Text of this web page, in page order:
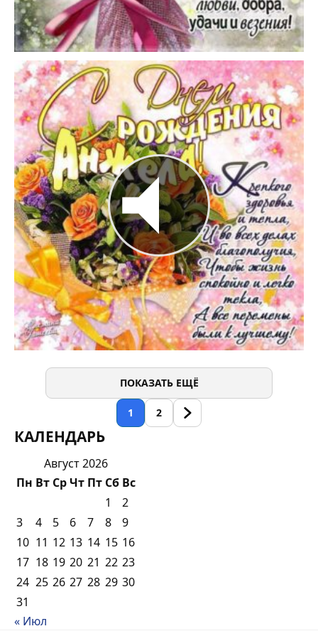
ПОКАЗАТЬ ЕЩЁ
1 2
КАЛЕНДАРЬ
Август 2026
Пн Вт СрЧт Пт Сб Вс
1
2
3
4 5 6 7 8
9
10 11 12 13 14 15 16
17 18 19 20 21 22 23
24 25 26 27 28 29 30
31
« Июл